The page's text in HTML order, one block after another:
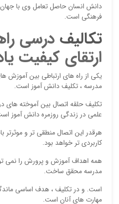
دانش انسان حاصل تعامل وی با
فرهنگی است.
تکالیف درسی
ارتقای کیفیت
یکی از راه های ارتباطی بین آموزش
مدرسه ، تکلیف دانش آموز است.
تکلیف حلقه اتصال بین آموخته
علمی در زندگی روزمره دانش آموز
هرقدر این اتصال منطقی تر و موثرتر
کاربردی تر خواهد بود.
همه اهداف آموزش و پرورش را نمی
مدرسه محقق ساخت.
است. و در تکلیف ، هدف اساسی
مهارت های آنان است.